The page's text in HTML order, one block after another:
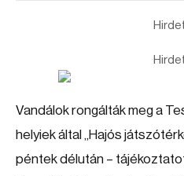
Vandálok rongálták meg a
helyiek által „Hajós
péntek délután –